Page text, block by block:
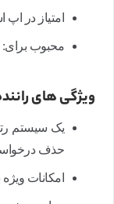
امتیاز در اپ
محبوب
ویژگی های
یک سیستم
حذف
امکانات